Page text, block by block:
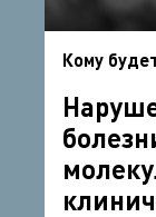
Кому